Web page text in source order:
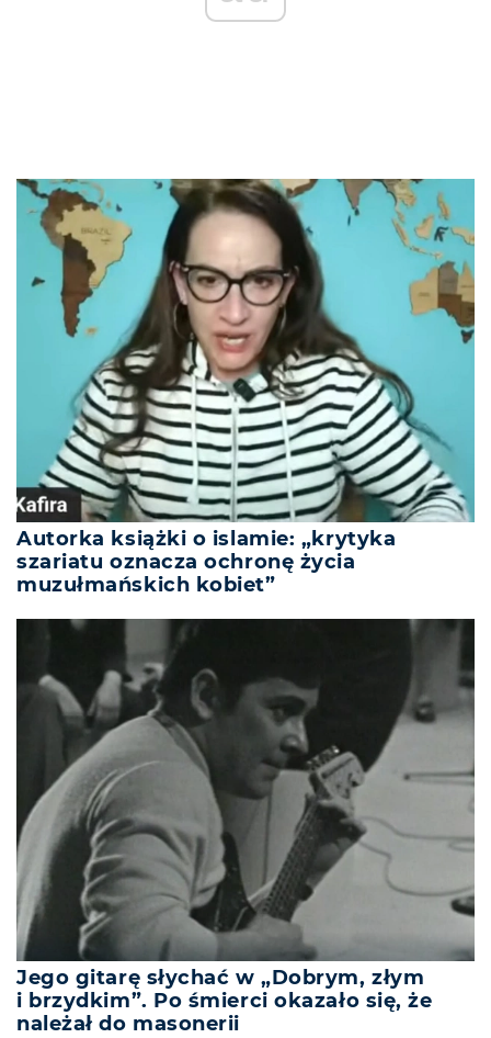
Autorka książki o islamie: „krytyka
szariatu oznacza ochronę życia
muzułmańskich kobiet”
Jego gitarę słychać w „Dobrym, złym
i brzydkim”. Po śmierci okazało się, że
należał do masonerii